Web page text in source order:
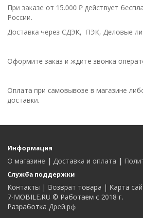
При заказе от 15.000 ₽ действует
России.
Доставка через СДЭК, ПЭК, Деловые
Оформите заказ и ждите звонка
Оплата при самовывозе в магазине
доставки.
Информация
О магазине | Доставка и оплата |
Служба поддержки
Контакты | Возврат товара | Карта
7-MOBILE.RU © Работаем с 2018 г.
Разработка Дрей.рф